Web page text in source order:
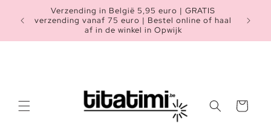
naar de
content
Verzending in België 5,95 euro | GRATIS
verzending vanaf 75 euro | Bestel online of haal
af in de winkel in Opwijk
Heb je
Winkelwagen